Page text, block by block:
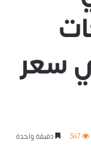
سعر
347 دقيقة واحدة